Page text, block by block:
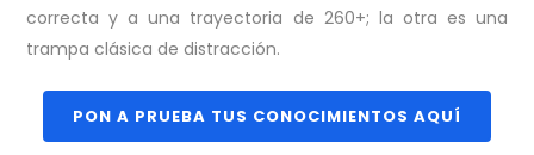
correcta y a una trayectoria de 260+; la otra es una
trampa clásica de distracción.
PON A PRUEBA TUS CONOCIMIENTOS AQUÍ